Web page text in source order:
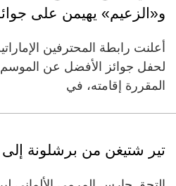
و«الزعيم» يهيمن على
أعلنت رابطة المحترفين
المقررة إقامته، في
تير شتيغن من برشلونة